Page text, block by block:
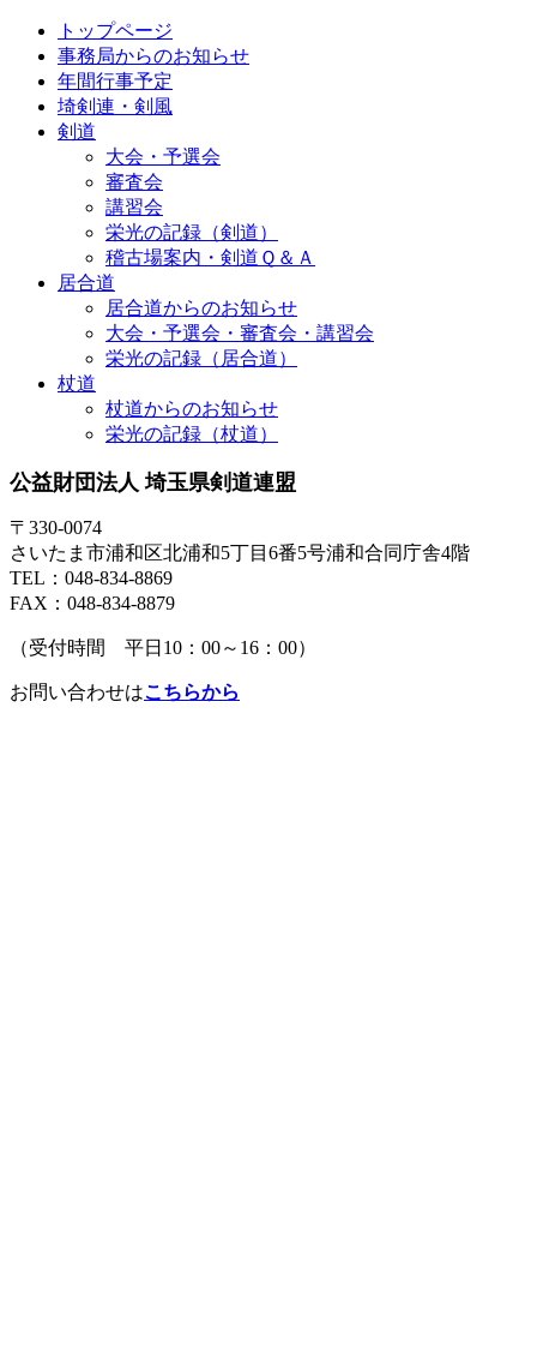
トップページ
事務局からのお知らせ
年間行事予定
埼剣連・剣風
剣道
大会・予選会
審査会
講習会
栄光の記録（剣道）
稽古場案内・剣道Ｑ＆Ａ
居合道
居合道からのお知らせ
大会・予選会・審査会・講習会
栄光の記録（居合道）
杖道
杖道からのお知らせ
栄光の記録（杖道）
公益財団法人 埼玉県剣道連盟
〒330-0074
さいたま市浦和区北浦和5丁目6番5号浦和合同庁舎4階
TEL：048-834-8869
FAX：048-834-8879
（受付時間 平日10：00～16：00）
お問い合わせはこちらから